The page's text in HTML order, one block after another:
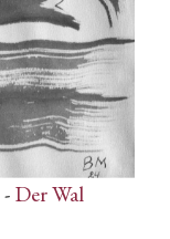
-Der Wal